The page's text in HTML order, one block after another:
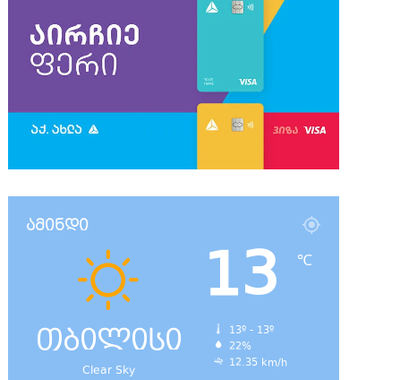
ამინდი
თბილისი
Clear Sky
13 ℃
13º - 13º
22%
12.35 km/h